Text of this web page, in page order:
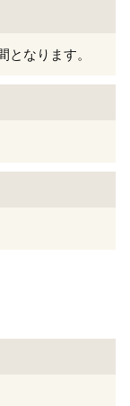
となります。